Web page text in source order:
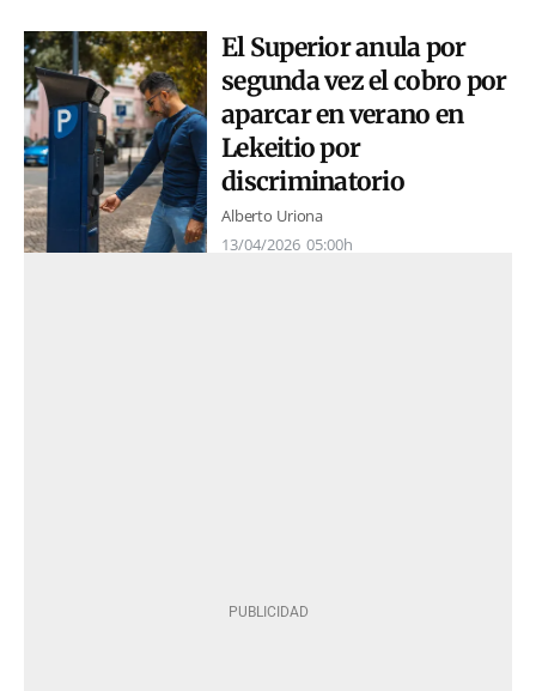
El Superior anula por
segunda vez el cobro por
aparcar en verano en
Lekeitio por
discriminatorio
Alberto Uriona
13/04/2026 05:00h